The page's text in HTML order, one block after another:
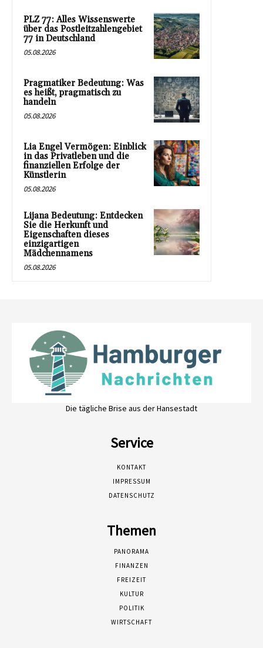
PLZ 77: Alles Wissenswerte
über das Postleitzahlengebiet
77 in Deutschland
05.08.2026
Pragmatiker Bedeutung: Was
es heißt, pragmatisch zu
handeln
05.08.2026
Lia Engel Vermögen: Einblick
in das Privatleben und die
finanziellen Erfolge der
Künstlerin
05.08.2026
Lijana Bedeutung: Entdecken
Sie die Herkunft und
Eigenschaften dieses
einzigartigen
Mädchennamens
05.08.2026
Die tägliche Brise aus der Hansestadt
Service
KONTAKT
IMPRESSUM
DATENSCHUTZ
Themen
PANORAMA
FINANZEN
FREIZEIT
KULTUR
POLITIK
WIRTSCHAFT